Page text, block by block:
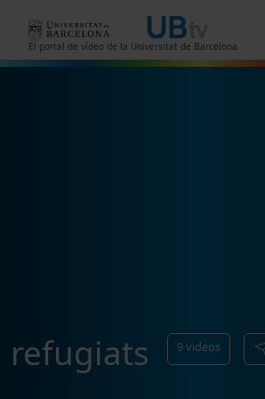
El portal de vídeo de la Universitat de Barcelona
refugiats 9videos